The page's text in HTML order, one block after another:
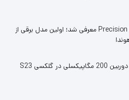
کانسپت آکیورا Precision EV معرفی شد؛ اولین مدل برقی از
احتمال استفاده از دوربین 200 مگاپیکسلی در گلکسی S23